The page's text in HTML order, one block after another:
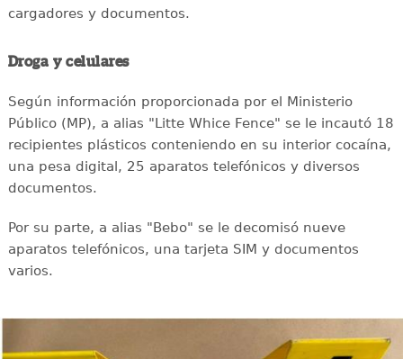
cargadores y documentos.
Droga y celulares
Según información proporcionada por el Ministerio
Público (MP), a alias "Litte Whice Fence" se le incautó 18
recipientes plásticos conteniendo en su interior cocaína,
una pesa digital, 25 aparatos telefónicos y diversos
documentos.
Por su parte, a alias "Bebo" se le decomisó nueve
aparatos telefónicos, una tarjeta SIM y documentos
varios.